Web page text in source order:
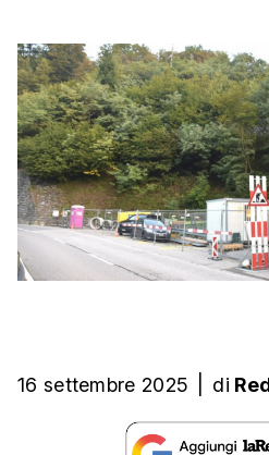
16 settembre 2025 di